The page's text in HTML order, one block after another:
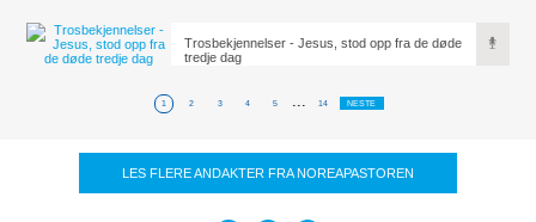
Trosbekjennelser - Jesus, stod opp fra de døde
tredje dag
1 2 3 4 5 14 NESTE
LES FLERE ANDAKTER FRA NOREAPASTOREN